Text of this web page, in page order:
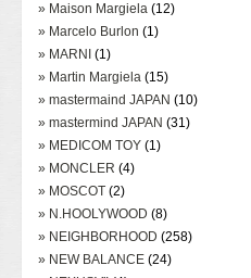
» Maison Margiela (12)
» Marcelo Burlon (1)
» MARNI (1)
» Martin Margiela (15)
» mastermaind JAPAN (10)
» mastermind JAPAN (31)
» MEDICOM TOY (1)
» MONCLER (4)
» MOSCOT (2)
» N.HOOLYWOOD (8)
» NEIGHBORHOOD (258)
» NEW BALANCE (24)